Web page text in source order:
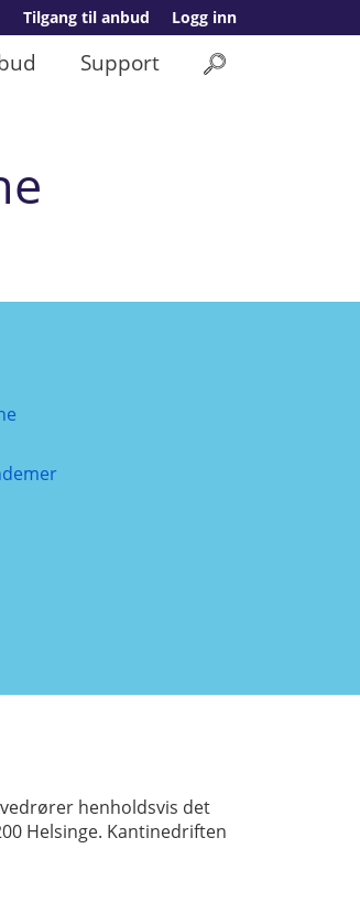
Logg inn
Tilgang til anbud
Support
henholdsvis det
Helsinge. Kantinedriften